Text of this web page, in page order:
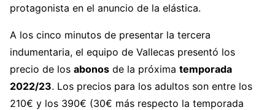
protagonista en el anuncio de la elástica.
A los cinco minutos de presentar la tercera
indumentaria, el equipo de Vallecas presentó los
precio de los abonos de la próxima temporada
2022/23. Los precios para los adultos son entre los
210€ y los 390€ (30€ más respecto la temporada